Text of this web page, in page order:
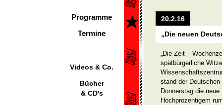
Programme
Termine
Videos & Co.
Bücher
& CD's
20.2.16
„Die neuen
„Die Zeit –
spätbürgerliche
stand der
Donnerstag die
Hochprozentigem